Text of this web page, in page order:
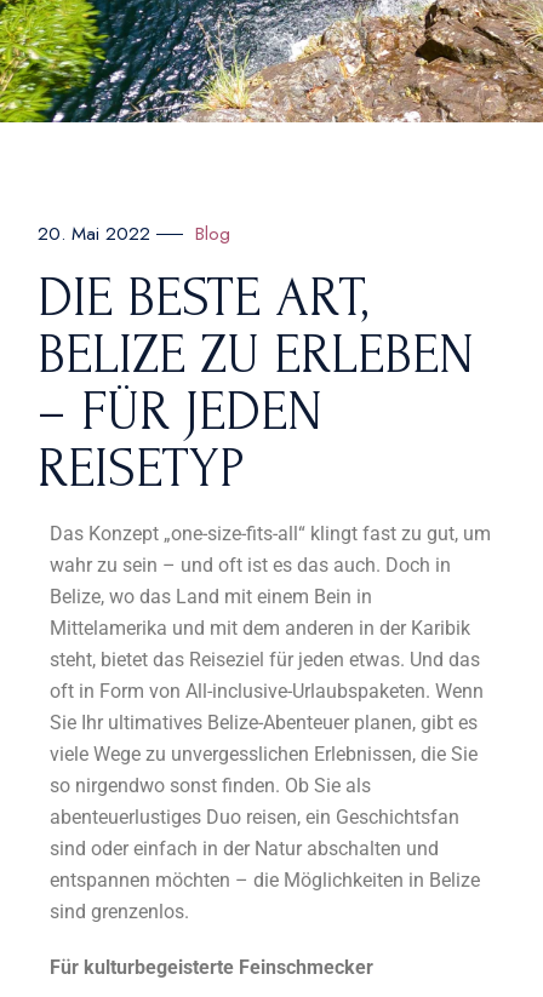
20. Mai 2022 Blog
DIE BESTE ART,
BELIZE ZU ERLEBEN
– FÜR JEDEN
REISETYP
Das Konzept „one-size-fits-all“ klingt fast zu gut, um
wahr zu sein – und oft ist es das auch. Doch in
Belize, wo das Land mit einem Bein in
Mittelamerika und mit dem anderen in der Karibik
steht, bietet das Reiseziel für jeden etwas. Und das
oft in Form von All-inclusive-Urlaubspaketen. Wenn
Sie Ihr ultimatives Belize-Abenteuer planen, gibt es
viele Wege zu unvergesslichen Erlebnissen, die Sie
so nirgendwo sonst finden. Ob Sie als
abenteuerlustiges Duo reisen, ein Geschichtsfan
sind oder einfach in der Natur abschalten und
entspannen möchten – die Möglichkeiten in Belize
sind grenzenlos.
Für kulturbegeisterte Feinschmecker